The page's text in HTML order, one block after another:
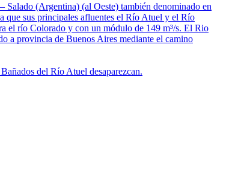
Salado (Argentina) (al Oeste) también denominado en
que sus principales afluentes el Río Atuel y el Río
el río Colorado y con un módulo de 149 m³/s. El Rio
a provincia de Buenos Aires mediante el camino
del Río Atuel desaparezcan.